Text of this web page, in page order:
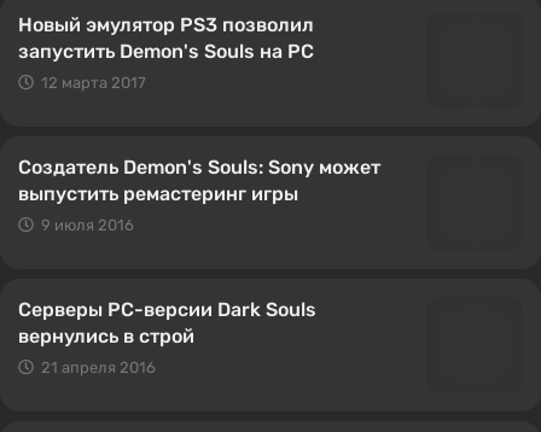
Новый эмулятор PS3 позволил
запустить Demon's Souls на PC
12 марта 2017
Создатель Demon's Souls: Sony может
выпустить ремастеринг игры
9 июля 2016
Серверы PC-версии Dark Souls
вернулись в строй
21 апреля 2016